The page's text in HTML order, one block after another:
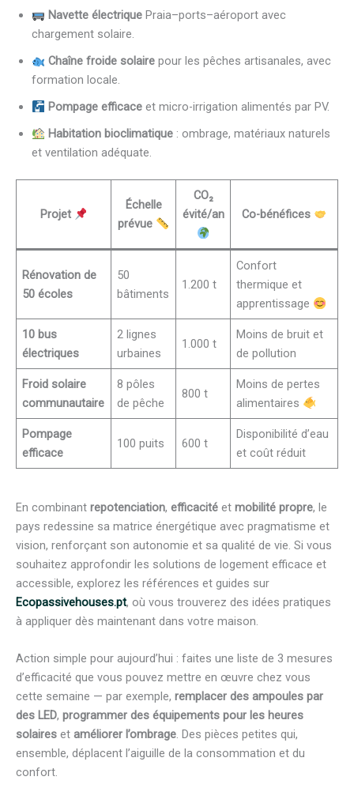
Navette électriquePraia–ports–aéroport avec
chargement solaire.
Chaîne froide solairepour les pêches artisanales, avec
formation locale.
Pompage efficaceet micro-irrigation alimentés par PV.
Habitation bioclimatique: ombrage, matériaux naturels
et ventilation adéquate.
Projet
Échelle
prévue
CO₂
évité/an
Co-bénéfices
Rénovation de
50 écoles
50
bâtiments
1.200 t
Confort
thermique et
apprentissage
10 bus
électriques
2 lignes
urbaines
1.000 t
Moins de bruit et
de pollution
Froid solaire
communautaire
8 pôles
de pêche
800 t
Moins de pertes
alimentaires
Pompage
efficace
100 puits 600 t
Disponibilité d’eau
et coût réduit
En combinant repotenciation, efficacité et mobilité propre, le
pays redessine sa matrice énergétique avec pragmatisme et
vision, renforçant son autonomie et sa qualité de vie. Si vous
souhaitez approfondir les solutions de logement efficace et
accessible, explorez les références et guides sur
Ecopassivehouses.pt, où vous trouverez des idées pratiques
à appliquer dès maintenant dans votre maison.
Action simple pour aujourd’hui : faites une liste de 3 mesures
d’efficacité que vous pouvez mettre en œuvre chez vous
cette semaine — par exemple, remplacer des ampoules par
des LED, programmer des équipements pour les heures
solaires et améliorer l’ombrage. Des pièces petites qui,
ensemble, déplacent l’aiguille de la consommation et du
confort.